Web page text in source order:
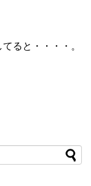
ると・・・・。